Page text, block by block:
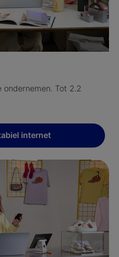
Tot 2.2
internet